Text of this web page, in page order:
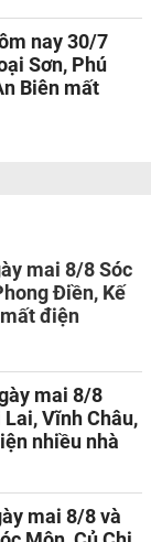
nay 30/7
Sơn, Phú
Biên mất
mai 8/8 Sóc
Điền, Kế
điện
mai 8/8
Lai, Vĩnh Châu,
nhiều nhà
mai 8/8 và